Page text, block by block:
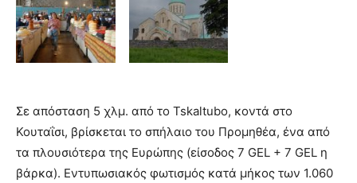
Σε απόσταση 5 χλμ. από το Tskaltubo, κοντά στο
Κουταΐσι, βρίσκεται το σπήλαιο του Προμηθέα, ένα από
τα πλουσιότερα της Ευρώπης (είσοδος 7 GEL + 7 GEL η
βάρκα). Εντυπωσιακός φωτισμός κατά μήκος των 1.060